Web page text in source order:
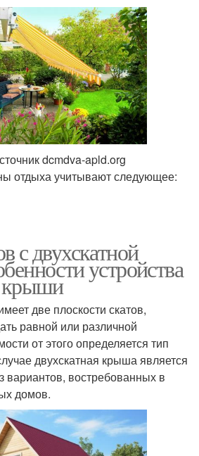
dcmdva-apld.org
отдыха учитывают следующее:
с двухскатной
устройства
крыши
две плоскости скатов,
равной или различной
от этого определяется тип
двухскатная крыша является
вариантов, востребованных в
домов.